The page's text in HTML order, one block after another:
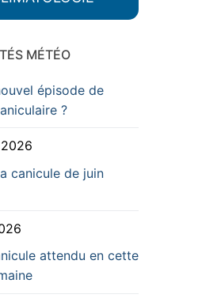
MÉTÉO
épisode de
?
canicule de juin
attendu en cette